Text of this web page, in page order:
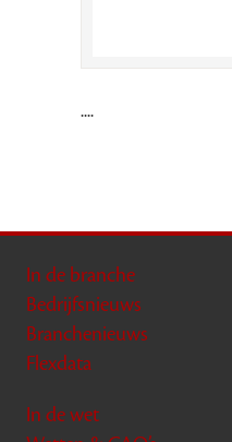
....
In de branche
Bedrijfsnieuws
Branchenieuws
Flexdata
In de wet